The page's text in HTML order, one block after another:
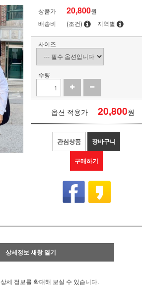
상품가 20,800원
배송비
(조건) 지역별
사이즈
수량
옵션 적용가 20,800원
관심상품 장바구니
구매하기
상세정보 새창 열기
상세 정보를 확대해 보실 수 있습니다.